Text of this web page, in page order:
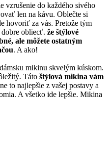
vzrušenie do každého sivého
len na kávu. Oblečte si
hovoriť za vás. Pretože tým
obliecť. že štýlové
ale môžete ostatným
. A ako!
mikinu skvelým kúskom.
Táto štýlová mikina vám
to najlepšie z vašej postavy a
A všetko ide lepšie. Mikina